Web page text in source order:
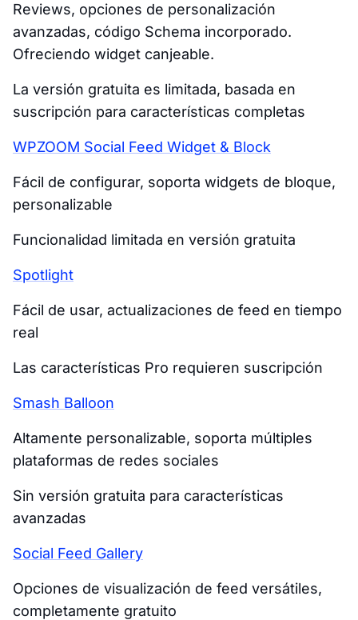
Reviews, opciones de personalización
avanzadas, código Schema incorporado.
Ofreciendo widget canjeable.
La versión gratuita es limitada, basada en
suscripción para características completas
WPZOOM Social Feed Widget & Block
Fácil de configurar, soporta widgets de bloque,
personalizable
Funcionalidad limitada en versión gratuita
Spotlight
Fácil de usar, actualizaciones de feed en tiempo
real
Las características Pro requieren suscripción
Smash Balloon
Altamente personalizable, soporta múltiples
plataformas de redes sociales
Sin versión gratuita para características
avanzadas
Social Feed Gallery
Opciones de visualización de feed versátiles,
completamente gratuito